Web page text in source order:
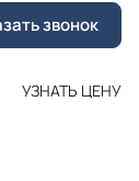
звонок
УЗНАТЬ ЦЕНУ